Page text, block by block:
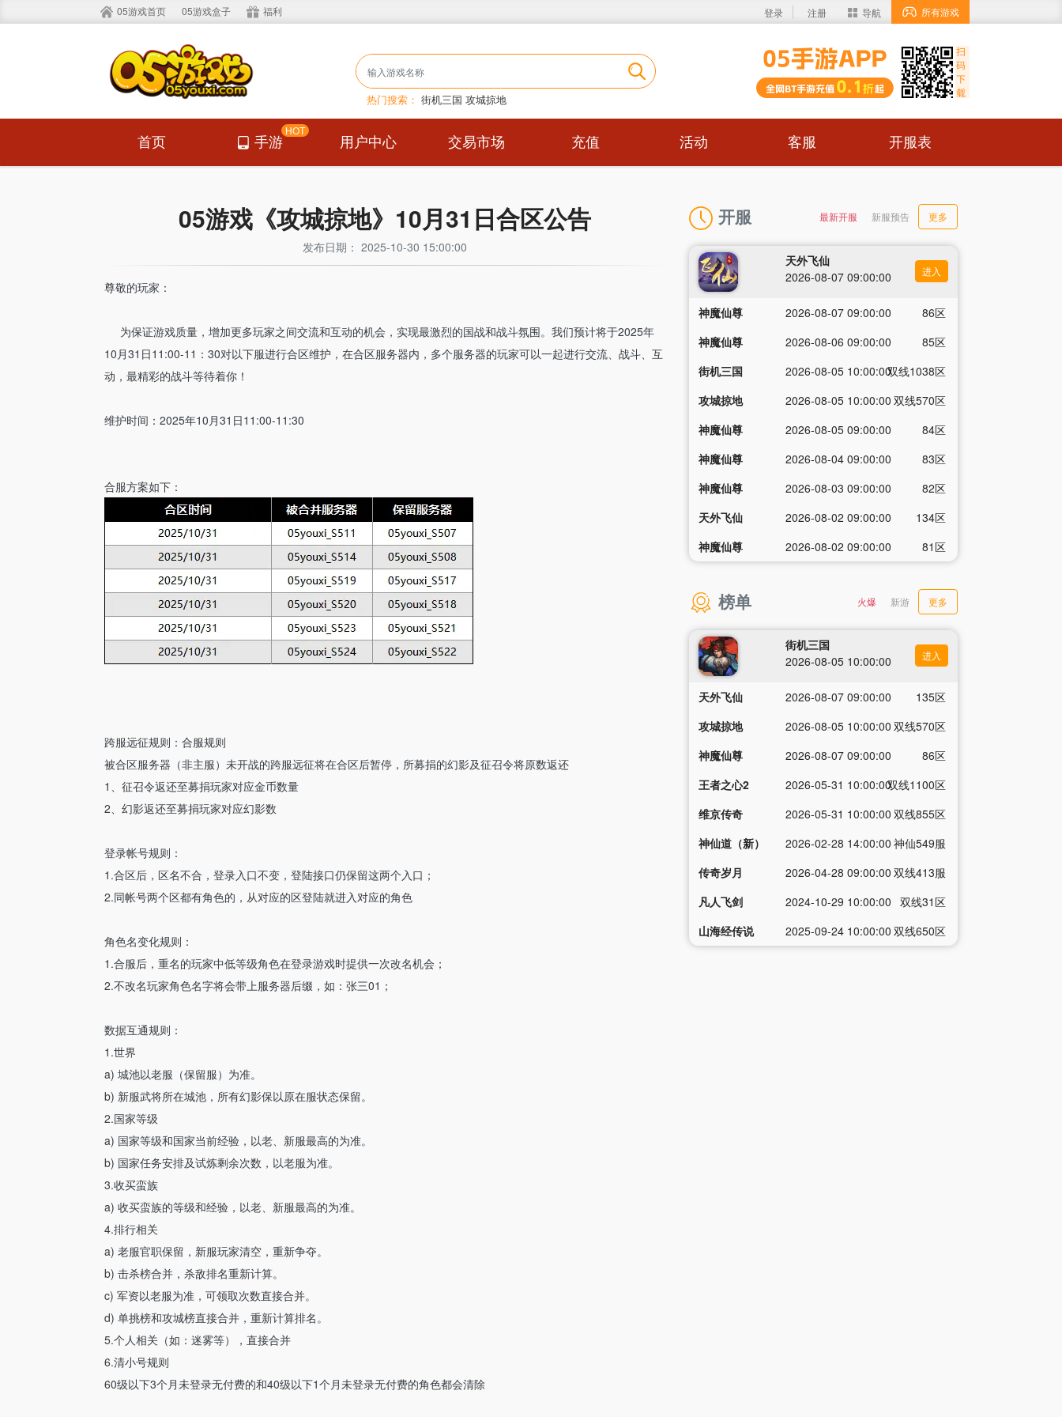
05游戏首页 05游戏盒子 福利 登录 注册 导航 所有游戏
热门搜索： 街机三国 攻城掠地
首页 手游
HOT
用户中心 交易市场 充值 活动 客服 开服表
05游戏《攻城掠地》10月31日合区公告
发布日期： 2025-10-30 15:00:00
尊敬的玩家：
为保证游戏质量，增加更多玩家之间交流和互动的机会，实现最激烈的国战和战斗氛围。我们预计将于2025年
10月31日11:00-11：30对以下服进行合区维护，在合区服务器内，多个服务器的玩家可以一起进行交流、战斗、互
动，最精彩的战斗等待着你！
维护时间：2025年10月31日11:00-11:30
合服方案如下：
跨服远征规则：合服规则
被合区服务器（非主服）未开战的跨服远征将在合区后暂停，所募捐的幻影及征召令将原数返还
1、征召令返还至募捐玩家对应金币数量
2、幻影返还至募捐玩家对应幻影数
登录帐号规则：
1.合区后，区名不合，登录入口不变，登陆接口仍保留这两个入口；
2.同帐号两个区都有角色的，从对应的区登陆就进入对应的角色
角色名变化规则：
1.合服后，重名的玩家中低等级角色在登录游戏时提供一次改名机会；
2.不改名玩家角色名字将会带上服务器后缀，如：张三01；
数据互通规则：
1.世界
a) 城池以老服（保留服）为准。
b) 新服武将所在城池，所有幻影保以原在服状态保留。
2.国家等级
a) 国家等级和国家当前经验，以老、新服最高的为准。
b) 国家任务安排及试炼剩余次数，以老服为准。
3.收买蛮族
a) 收买蛮族的等级和经验，以老、新服最高的为准。
4.排行相关
a) 老服官职保留，新服玩家清空，重新争夺。
b) 击杀榜合并，杀敌排名重新计算。
c) 军资以老服为准，可领取次数直接合并。
d) 单挑榜和攻城榜直接合并，重新计算排名。
5.个人相关（如：迷雾等），直接合并
6.清小号规则
60级以下3个月未登录无付费的和40级以下1个月未登录无付费的角色都会清除
开服 最新开服 新服预告 更多
天外飞仙
2026-08-07 09:00:00
进入
神魔仙尊 2026-08-07 09:00:00
86区
神魔仙尊
2026-08-06 09:00:00
85区
街机三国
2026-08-05 10:00:00双线1038区
攻城掠地
2026-08-05 10:00:00 双线570区
神魔仙尊
2026-08-05 09:00:00
84区
神魔仙尊
2026-08-04 09:00:00
83区
神魔仙尊
2026-08-03 09:00:00
82区
天外飞仙
2026-08-02 09:00:00
134区
神魔仙尊
2026-08-02 09:00:00 81区
榜单 火爆 新游 更多
街机三国
2026-08-05 10:00:00
进入
天外飞仙 2026-08-07 09:00:00
135区
攻城掠地
2026-08-05 10:00:00 双线570区
神魔仙尊
2026-08-07 09:00:00
86区
王者之心2
2026-05-31 10:00:00双线1100区
维京传奇
2026-05-31 10:00:00 双线855区
神仙道（新）
2026-02-28 14:00:00 神仙549服
传奇岁月
2026-04-28 09:00:00 双线413服
凡人飞剑
2024-10-29 10:00:00 双线31区
山海经传说
2025-09-24 10:00:00 双线650区